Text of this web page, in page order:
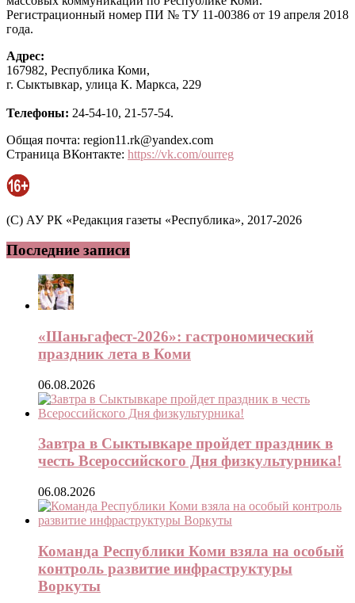
Регистрационный номер ПИ № ТУ 11-00386 от 19 апреля 2018
года.
Адрес:
167982, Республика Коми,
г. Сыктывкар, улица К. Маркса, 229
Телефоны: 24-54-10, 21-57-54.
Общая почта: region11.rk@yandex.com
Страница ВКонтакте: https://vk.com/ourreg
(C) АУ РК «Редакция газеты «Республика», 2017-2026
Последние записи
«Шаньгафест-2026»: гастрономический
праздник лета в Коми
06.08.2026
Завтра в Сыктывкаре пройдет праздник в
честь Всероссийского Дня физкультурника!
06.08.2026
Команда Республики Коми взяла на особый
контроль развитие инфраструктуры
Воркуты